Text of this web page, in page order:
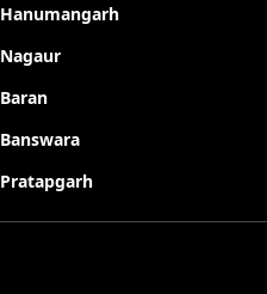
Hanumangarh
Nagaur
Baran
Banswara
Pratapgarh